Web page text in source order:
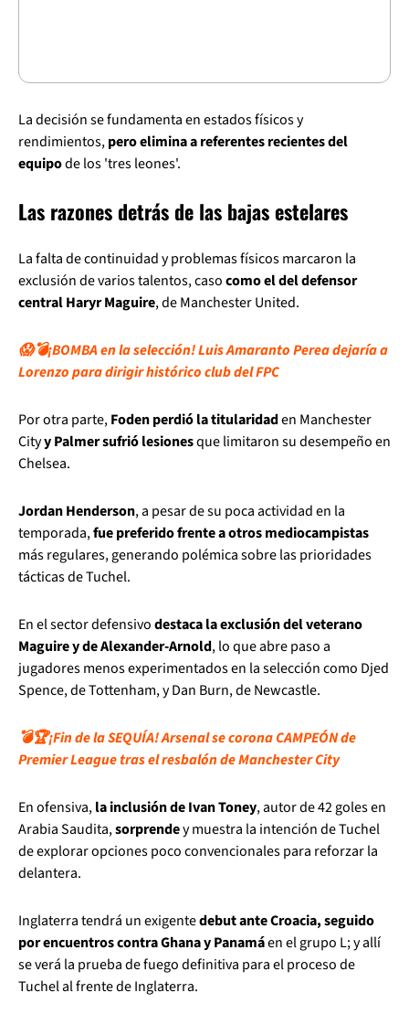
La decisión se fundamenta en estados físicos y
rendimientos,pero elimina a referentes recientes del
equipode los 'tres leones'.
Las razones detrás de las bajas estelares
La falta de continuidad y problemas físicos marcaron la
exclusión de varios talentos, casocomo el del defensor
central Haryr Maguire, de Manchester United.
😱💣¡BOMBA en la selección! Luis Amaranto Perea dejaría a
Lorenzo para dirigir histórico club del FPC
Por otra parte,Foden perdió la titularidaden Manchester
Cityy Palmer sufrió lesionesque limitaron su desempeño en
Chelsea.
Jordan Henderson, a pesar de su poca actividad en la
temporada,fue preferido frente a otros mediocampistas
más regulares, generando polémica sobre las prioridades
tácticas de Tuchel.
En el sector defensivodestaca la exclusión del veterano
Maguire y de Alexander-Arnold, lo que abre paso a
jugadores menos experimentados en la selección como Djed
Spence, de Tottenham, y Dan Burn, de Newcastle.
💣🏆¡Fin de la SEQUÍA! Arsenal se corona CAMPEÓN de
Premier League tras el resbalón de Manchester City
En ofensiva,la inclusión de Ivan Toney, autor de 42 goles en
Arabia Saudita,sorprendey muestra la intención de Tuchel
de explorar opciones poco convencionales para reforzar la
delantera.
Inglaterra tendrá un exigentedebut ante Croacia, seguido
por encuentros contra Ghana y Panamáen el grupo L; y allí
se verá la prueba de fuego definitiva para el proceso de
Tuchel al frente de Inglaterra.